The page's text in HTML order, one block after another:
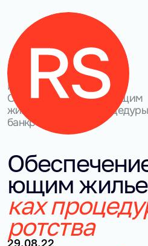
Наши кейсы
Обеспечение замещающим
жильем в рамках процедуры
банкротства
ю­щим
ках
рот­ства
29.08.22